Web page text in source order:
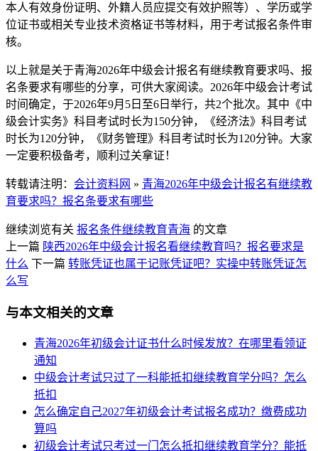
本人有效身份证明、外籍人员应提交有效护照等）、学历或学
位证书或相关专业技术资格证书等材料，用于考试报名条件审
核。
以上就是关于青海2026年中级会计报名有继续教育要求吗、报
名条要求有哪些的分享，可供大家阅读。2026年中级会计考试
时间确定，于2026年9月5日至6日举行，共2个批次。其中《中
级会计实务》科目考试时长为150分钟，《经济法》科目考试
时长为120分钟，《财务管理》科目考试时长为120分钟。大家
一定要积极备考，顺利过关拿证！
转载请注明： 会计资料网 » 青海2026年中级会计报名有继续教
育要求吗？报名条要求有哪些
继续浏览有关 报名条件继续教育青海 的文章
上一篇 陕西2026年中级会计报名看继续教育吗？报名要求是
什么 下一篇 转账凭证也属于记账凭证吧？实操中转账凭证怎
么写
与本文相关的文章
青海2026年初级会计证书什么时候发放？在哪里看领证
通知
中级会计考试只过了一科能抵扣继续教育学分吗？怎么
抵扣
怎么确定自己2027年初级会计考试报名成功？缴费成功
算吗
初级会计考试只考过一门怎么抵扣继续教育学分？能抵